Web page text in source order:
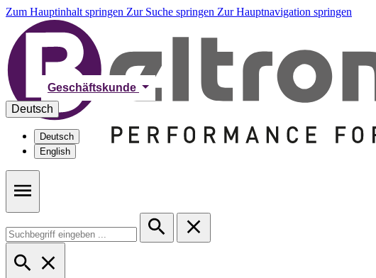
Zum Hauptinhalt springen Zur Suche springen Zur Hauptnavigation springen
Geschäftskunde
Deutsch
Deutsch
English